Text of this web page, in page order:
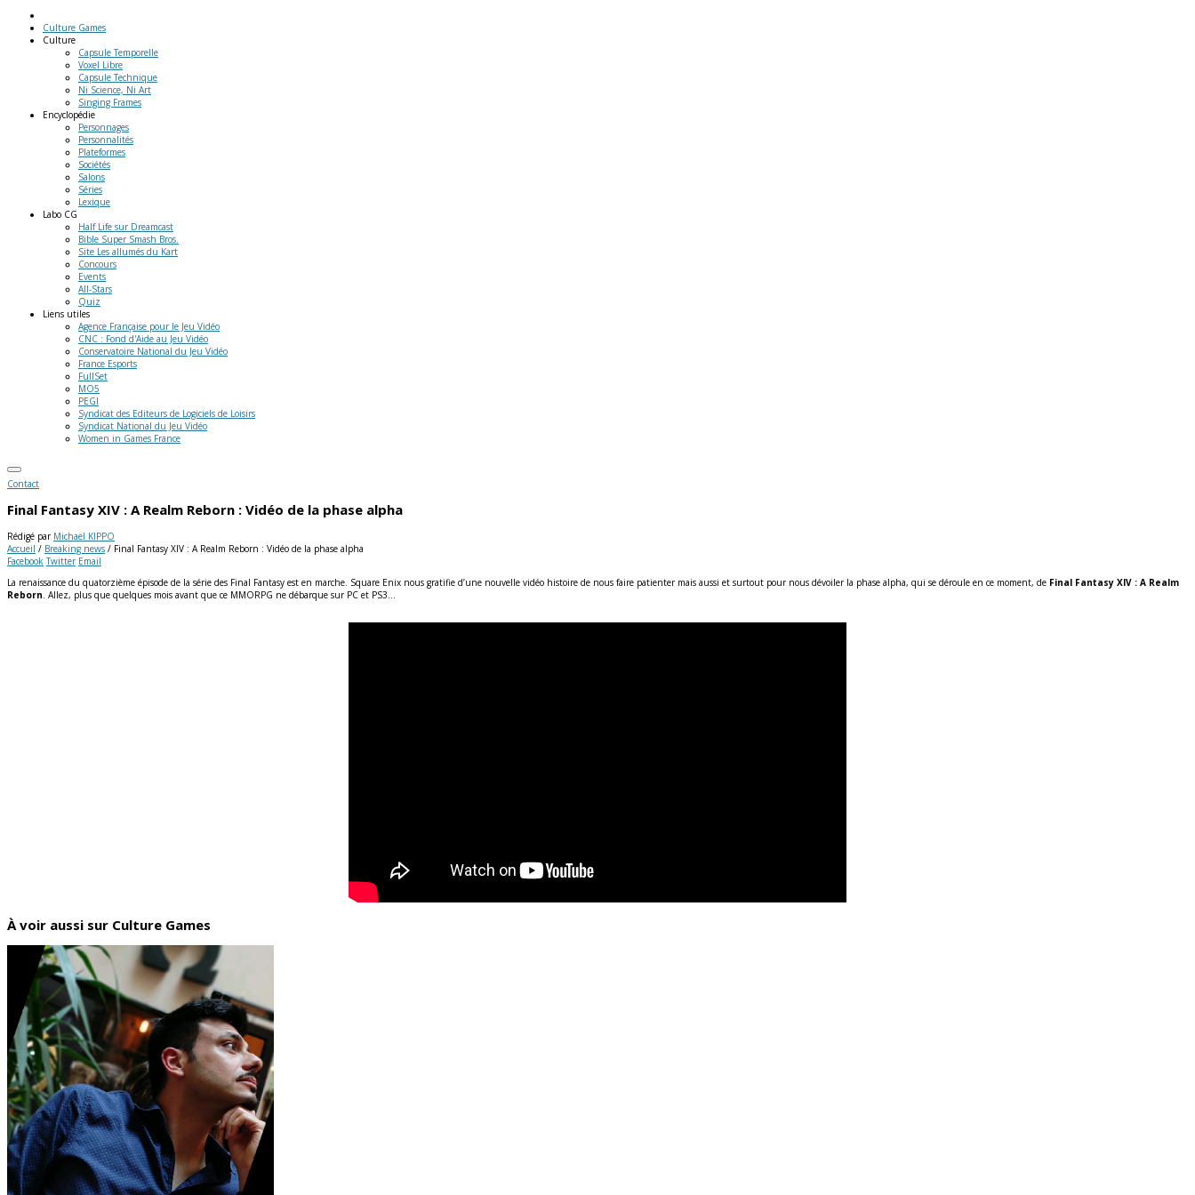
Culture Games
Culture
Capsule Temporelle
Voxel Libre
Capsule Technique
Ni Science, Ni Art
Singing Frames
Encyclopédie
Personnages
Personnalités
Plateformes
Sociétés
Salons
Séries
Lexique
Labo CG
Half Life sur Dreamcast
Bible Super Smash Bros.
Site Les allumés du Kart
Concours
Events
All-Stars
Quiz
Liens utiles
Agence Française pour le Jeu Vidéo
CNC : Fond d'Aide au Jeu Vidéo
Conservatoire National du Jeu Vidéo
France Esports
FullSet
MO5
PEGI
Syndicat des Editeurs de Logiciels de Loisirs
Syndicat National du Jeu Vidéo
Women in Games France
Contact
Final Fantasy XIV : A Realm Reborn : Vidéo de la phase alpha
Rédigé par Michaël KIPPO
Accueil / Breaking news / Final Fantasy XIV : A Realm Reborn : Vidéo de la phase alpha
Facebook Twitter Email
La renaissance du quatorzième épisode de la série des Final Fantasy est en marche. Square Enix nous gratifie d’une nouvelle vidéo histoire de nous faire patienter mais aussi et surtout pour nous dévoiler la phase alpha, qui se déroule en ce moment, de Final Fantasy XIV : A Realm
Reborn. Allez, plus que quelques mois avant que ce MMORPG ne débarque sur PC et PS3…
À voir aussi sur Culture Games